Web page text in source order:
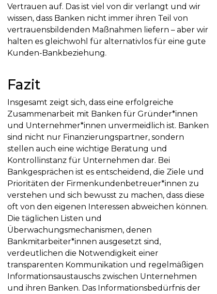
Vertrauen auf. Das ist viel von dir verlangt und wir
wissen, dass Banken nicht immer ihren Teil von
vertrauensbildenden Maßnahmen liefern – aber wir
halten es gleichwohl für alternativlos für eine gute
Kunden-Bankbeziehung.
Fazit
Insgesamt zeigt sich, dass eine erfolgreiche
Zusammenarbeit mit Banken für Gründer*innen
und Unternehmer*innen unvermeidlich ist. Banken
sind nicht nur Finanzierungspartner, sondern
stellen auch eine wichtige Beratung und
Kontrollinstanz für Unternehmen dar. Bei
Bankgesprächen ist es entscheidend, die Ziele und
Prioritäten der Firmenkundenbetreuer*innen zu
verstehen und sich bewusst zu machen, dass diese
oft von den eigenen Interessen abweichen können.
Die täglichen Listen und
Überwachungsmechanismen, denen
Bankmitarbeiter*innen ausgesetzt sind,
verdeutlichen die Notwendigkeit einer
transparenten Kommunikation und regelmäßigen
Informationsaustauschs zwischen Unternehmen
und ihren Banken. Das Informationsbedürfnis der